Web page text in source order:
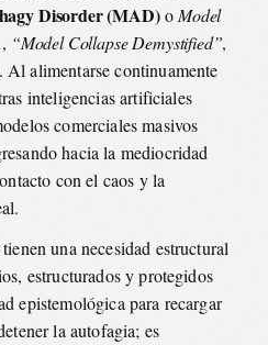
Disorder (MAD)o Model
“Model Collapse Demystified”,
alimentarse continuamente
inteligencias artificiales
comerciales masivos
hacia la mediocridad
con el caos y la
una necesidad estructural
estructurados y protegidos
epistemológica para recargar
la autofagia; es